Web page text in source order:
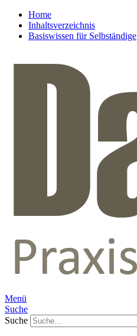
Home
Inhaltsverzeichnis
Basiswissen für Selbständige
Menü
Suche
Suche